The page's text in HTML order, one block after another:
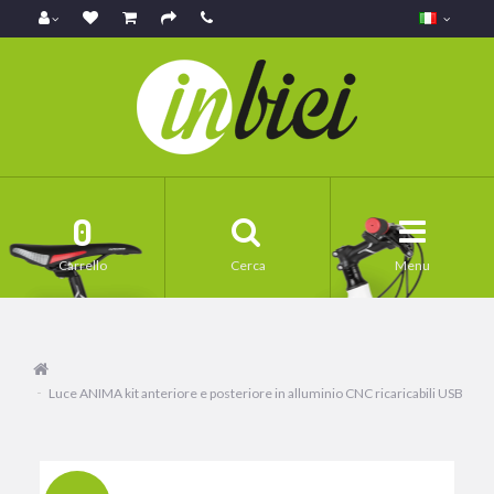
Menu
Cerca
0
Carrello
Luce ANIMA kit anteriore e posteriore in alluminio CNC ricaricabili USB